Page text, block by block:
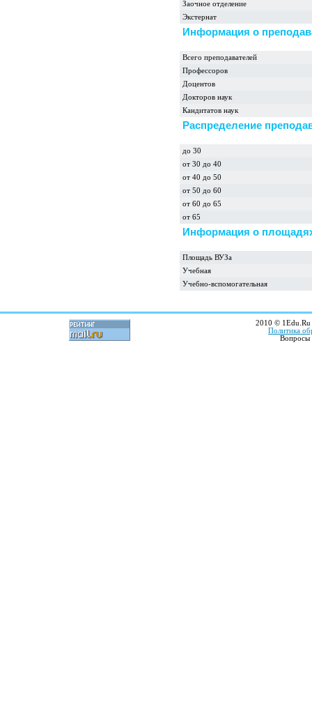
Заочное отделение
Экстернат
Информация о
Всего преподавателей
Профессоров
Доцентов
Докторов наук
Кандитатов наук
Распределение
до 30
от 30 до 40
от 40 до 50
от 50 до 60
от 60 до 65
от 65
Информация о
Площадь ВУЗа
Учебная
Учебно-вспомогательная
2010 © 1Edu.Ru
Политика
Вопросы